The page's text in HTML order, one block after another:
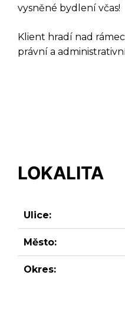
vysněné bydlení včas!
Klient hradí nad
právní a
LOKALITA
Ulice:
Město:
Okres: